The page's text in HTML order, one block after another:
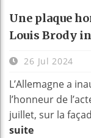
Une plaque
Louis Brody
26 Jul 2024
L’Allemagne a
l’honneur de
juillet, sur la
suite